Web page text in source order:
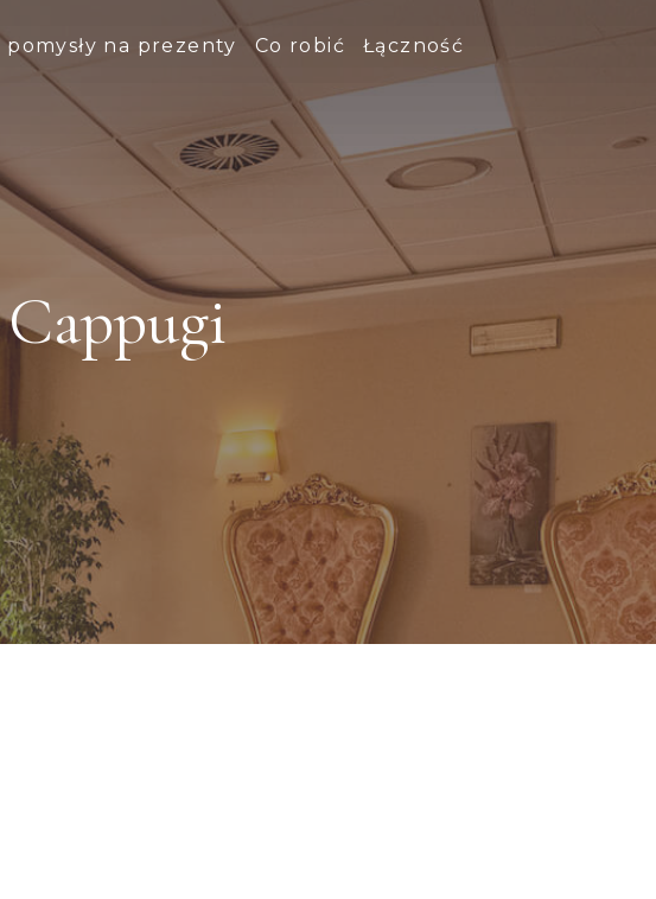
na prezenty Co robić Łączność